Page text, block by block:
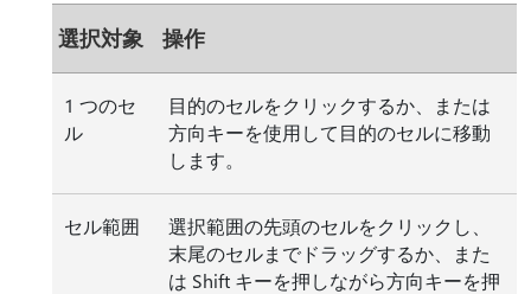
選択対象 操作
1 つのセ
ル
目的のセルをクリックするか、または
方向キーを使用して目的のセルに移動
します。
セル範囲
選択範囲の先頭のセルをクリックし、
末尾のセルまでドラッグするか、また
は Shift キーを押しながら方向キーを押